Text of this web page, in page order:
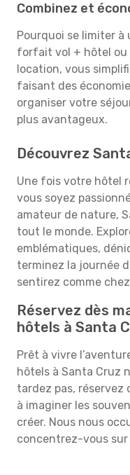
Combinez et
Pourquoi se limiter à
forfait vol + hôtel
location, vous
faisant des
organiser votre
plus avantageux.
Découvrez
Une fois votre hôtel
vous soyez
amateur de nature,
tout le monde.
emblématiques,
terminez la journée
sentirez comme
Réservez dès
hôtels à Santa
Prêt à vivre
hôtels à Santa Cruz
tardez pas, réservez
à imaginer les
créer. Nous nous
concentrez-vous sur